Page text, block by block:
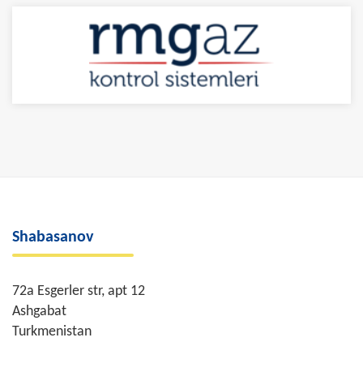
Shabasanov
72a Esgerler str, apt 12
Ashgabat
Turkmenistan